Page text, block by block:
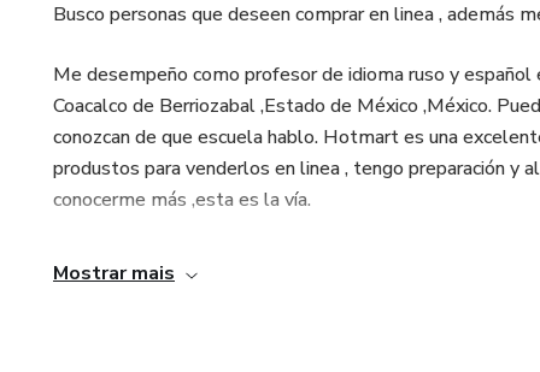
Busco personas que deseen comprar en linea , además
Me desempeño como profesor de idioma ruso y
Coacalco de Berriozabal ,Estado de México ,México.
conozcan de que escuela hablo. Hotmart es una
produstos para venderlos en linea , tengo preparación y
conocerme más ,esta es la vía.
Mostrar mais